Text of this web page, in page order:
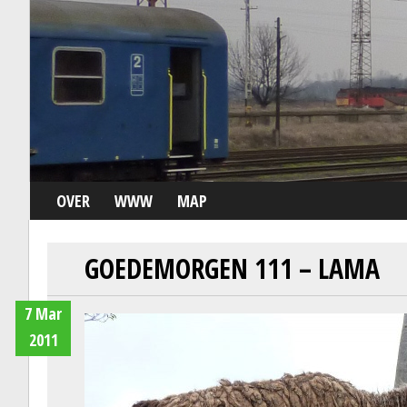
OVER WWW MAP
GOEDEMORGEN 111 – LAMA
7 Mar
2011